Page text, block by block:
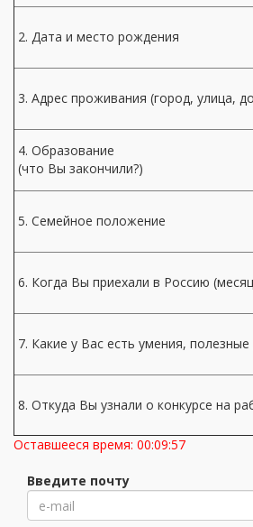
2. Дата и место рождения
3. Адрес проживания (город, улица,
4. Образование
(что Вы закончили?)
5. Семейное положение
6. Когда Вы приехали в Россию
7. Какие у Вас есть умения,
8. Откуда Вы узнали о конкурсе на
Оставшееся время: 00:09:57
Введите почту